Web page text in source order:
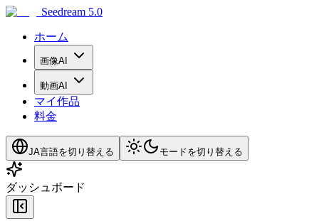
Seedream 5.0
ホーム
画像AI
動画AI
マイ作品
料金
JA言語を切り替える モードを切り替える
ダッシュボード